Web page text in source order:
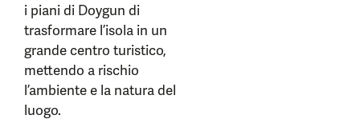
i piani di Doygun di
trasformare l’isola in un
grande centro turistico,
mettendo a rischio
l’ambiente e la natura del
luogo.